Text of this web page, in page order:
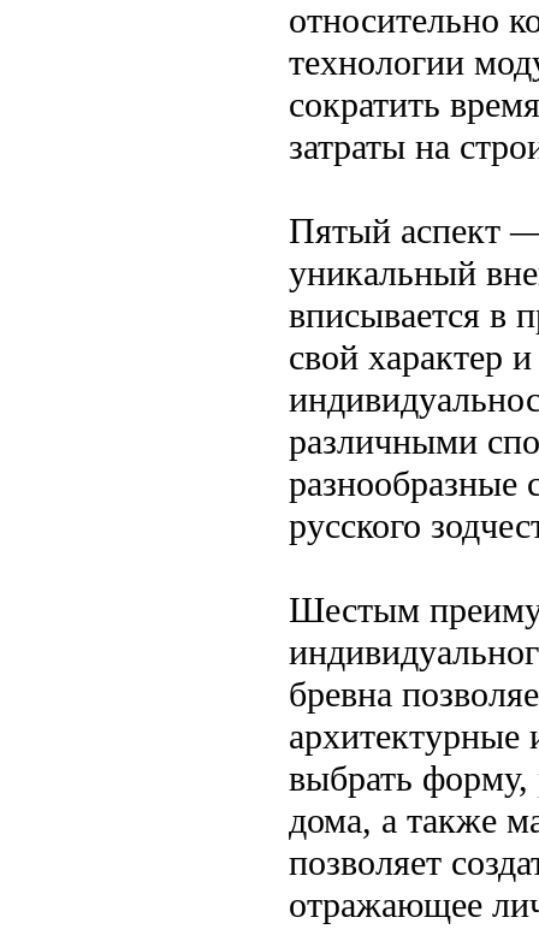
относительно
технологии
сократить
затраты на
Пятый аспект
уникальный
вписывается в
свой характер
различными
русского
Шестым
бревна
архитектурные
выбрать форму,
дома, а также
позволяет
отражающее